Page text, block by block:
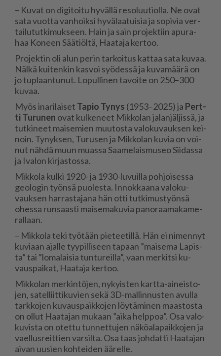
– Ku­vat on di­gi­toi­tu hy­väl­lä re­so­luu­ti­ol­la. Ne ovat
sata vuot­ta van­hoik­si hy­vä­laa­tui­sia ja so­pi­via ver­
tai­lu­tut­ki­muk­seen. Hain ja sain pro­jek­tiin apu­ra­
haa Ko­neen Sää­ti­öl­tä, Haa­ta­ja ker­too.
Pro­jek­tin oli alun pe­rin tar­koi­tus kat­taa sata ku­vaa.
Näl­kä kui­ten­kin kas­voi syö­des­sä ja ku­va­mää­rä on
jo tup­laan­tu­nut. Lo­pul­li­nen ta­voi­te on 250–300
ku­vaa.
Myös ina­ri­lai­set Ta­pio Ty­nys (1953–2025) ja Pert­
ti Tu­ru­nen ovat kul­ke­neet Mik­ko­lan ja­lan­jäl­jis­sä, ja
tut­ki­neet mai­se­mien muu­tos­ta va­lo­ku­vauk­sen kei­
noin. Ty­nyk­sen, Tu­ru­sen ja Mik­ko­lan ku­via on voi­
nut näh­dä muun mu­as­sa Saa­me­lais­mu­seo Sii­das­sa
ja Iva­lon kir­jas­tos­sa.
Mik­ko­la kul­ki 1920- ja 1930-lu­vuil­la poh­joi­ses­sa
ge­o­lo­gin työn­sä puo­les­ta. In­nok­kaa­na va­lo­ku­
vauk­sen har­ras­ta­ja­na hän ot­ti tut­ki­mus­työn­sä
ohes­sa run­saas­ti mai­se­ma­ku­via pa­no­raa­ma­ka­me­
ral­laan.
– Mik­ko­la teki työ­tään pie­tee­til­lä. Hän ei ni­men­nyt
ku­vi­aan ajal­le tyy­pil­li­seen ta­paan ”mai­se­ma La­pis­
ta” tai ”lo­ma­lai­sia tun­tu­reil­la”, vaan mer­kit­si ku­
vaus­pai­kat, Haa­ta­ja ker­too.
Mik­ko­lan mer­kin­tö­jen, ny­kyis­ten kart­ta-ai­neis­to­
jen, sa­tel­liit­ti­ku­vien sekä 3D-mal­lin­nus­ten avul­la
tark­ko­jen ku­vaus­paik­ko­jen löy­tä­mi­nen maas­tos­ta
on ol­lut Haa­ta­jan mu­kaan ”ai­ka help­poa”. Osa va­lo­
ku­vis­ta on otet­tu tun­net­tu­jen nä­kö­a­la­paik­ko­jen ja
va­el­lus­reit­tien var­sil­ta. Osa taas joh­dat­ti Haa­ta­jan
ai­van uu­sien koh­tei­den ää­rel­le.